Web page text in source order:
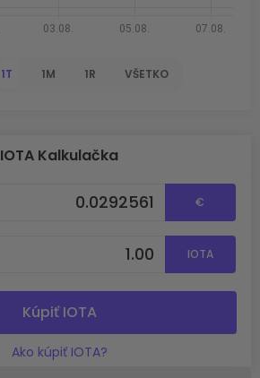
1T 1M 1R VŠETKO
IOTA Kalkulačka
€
IOTA
Kúpiť IOTA
Ako kúpiť IOTA?